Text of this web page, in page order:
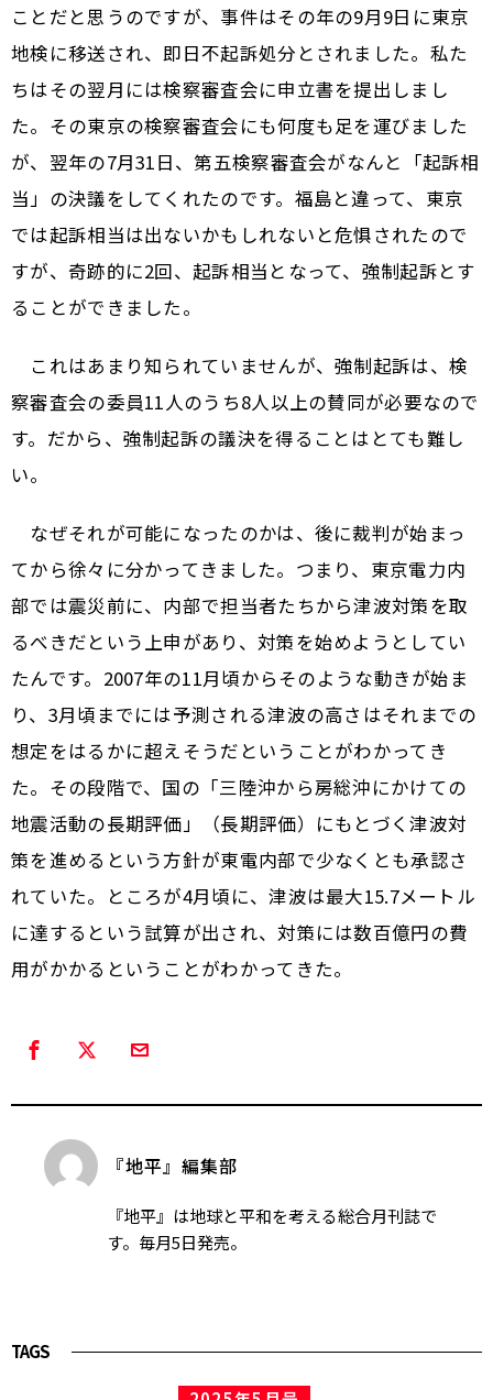
ことだと思うのですが、事件はその年の9月9日に東京
地検に移送され、即日不起訴処分とされました。私た
ちはその翌月には検察審査会に申立書を提出しまし
た。その東京の検察審査会にも何度も足を運びました
が、翌年の7月31日、第五検察審査会がなんと「起訴相
当」の決議をしてくれたのです。福島と違って、東京
では起訴相当は出ないかもしれないと危惧されたので
すが、奇跡的に2回、起訴相当となって、強制起訴とす
ることができました。
これはあまり知られていませんが、強制起訴は、検
察審査会の委員11人のうち8人以上の賛同が必要なので
す。だから、強制起訴の議決を得ることはとても難し
い。
なぜそれが可能になったのかは、後に裁判が始まっ
てから徐々に分かってきました。つまり、東京電力内
部では震災前に、内部で担当者たちから津波対策を取
るべきだという上申があり、対策を始めようとしてい
たんです。2007年の11月頃からそのような動きが始ま
り、3月頃までには予測される津波の高さはそれまでの
想定をはるかに超えそうだということがわかってき
た。その段階で、国の「三陸沖から房総沖にかけての
地震活動の長期評価」（長期評価）にもとづく津波対
策を進めるという方針が東電内部で少なくとも承認さ
れていた。ところが4月頃に、津波は最大15.7メートル
に達するという試算が出され、対策には数百億円の費
用がかかるということがわかってきた。
『地平』編集部
『地平』は地球と平和を考える総合月刊誌で
す。毎月5日発売。
TAGS